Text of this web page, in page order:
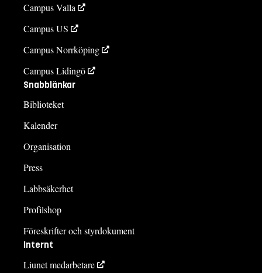
Campus Valla
Campus US
Campus Norrköping
Campus Lidingö
Snabblänkar
Biblioteket
Kalender
Organisation
Press
Labbsäkerhet
Profilshop
Föreskrifter och styrdokument
Internt
Liunet medarbetare